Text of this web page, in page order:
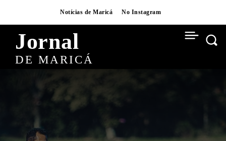
Notícias de Maricá No Instagram
Jornal
DE MARICÁ